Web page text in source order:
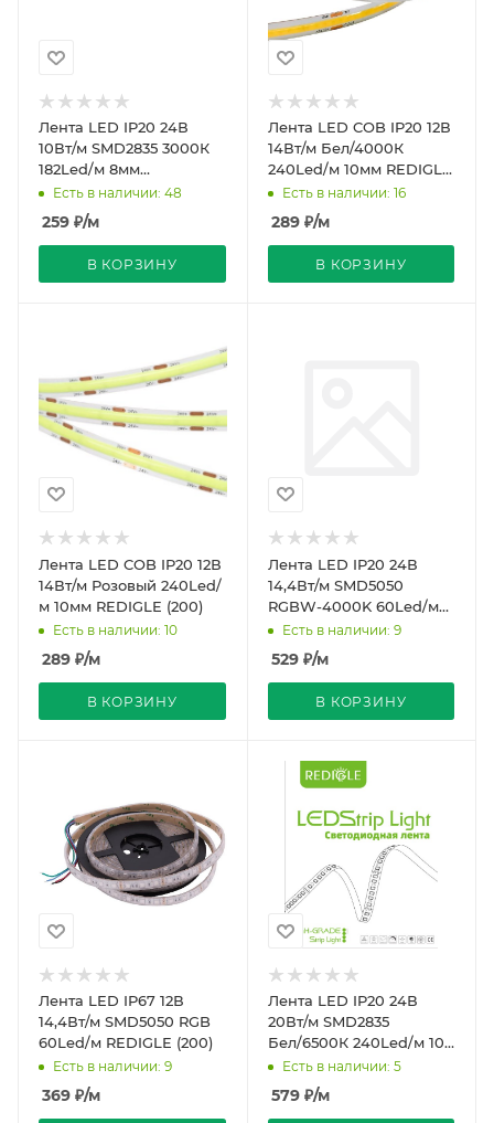
Лента LED IP20 24В
10Вт/м SMD2835 3000К
182Led/м 8мм
Стабилизир. рез3.85мм
10м REDIGLE (1000)
Есть в наличии: 48
259 ₽/м
В КОРЗИНУ
Лента LED COB IP20 12В
14Вт/м Бел/4000К
240Led/м 10мм REDIGLE
(200)
Есть в наличии: 16
289₽/м
В КОРЗИНУ
Лента LED COB IP20 12В
14Вт/м Розовый 240Led/
м 10мм REDIGLE (200)
Есть в наличии: 10
289 ₽/м
В КОРЗИНУ
Лента LED IP20 24В
14,4Вт/м SMD5050
RGBW-4000K 60Led/м
10м 12мм REDIGLE (200)
Есть в наличии: 9
529₽/м
В КОРЗИНУ
Лента LED IP67 12В
14,4Вт/м SMD5050 RGB
60Led/м REDIGLE (200)
Есть в наличии: 9
369 ₽/м
Лента LED IP20 24В
20Вт/м SMD2835
Бел/6500К 240Led/м 10м
PRO REDIGLE (200)
Есть в наличии: 5
579₽/м